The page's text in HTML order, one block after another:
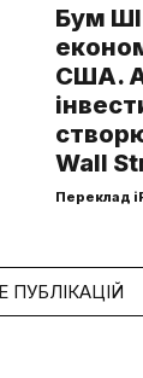
Бум
США.
Wall
Переклад
ПУБЛІКАЦІЙ